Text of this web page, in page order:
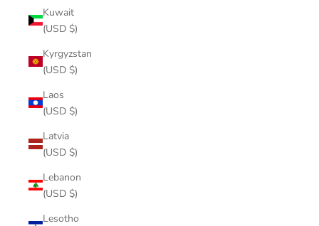
Kuwait
(USD $)
Kyrgyzstan
(USD $)
Laos
(USD $)
Latvia
(USD $)
Lebanon
(USD $)
Lesotho